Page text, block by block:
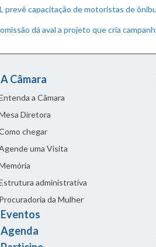
prevê capacitação de motoristas de
dá aval a projeto que cria
A Câmara
a Câmara
Diretora
chegar
uma Visita
administrativa
Procuradoria da Mulher
Eventos
Agenda